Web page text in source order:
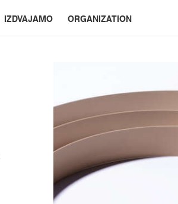
IZDVAJAMO ORGANIZATION